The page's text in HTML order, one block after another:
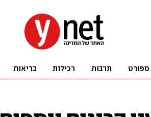
ספורט תרבות רכילות בריאות